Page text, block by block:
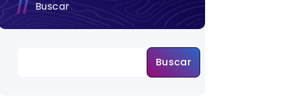
Buscar
Buscar